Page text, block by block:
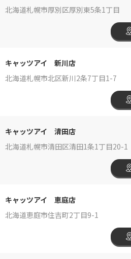
北海道札幌市厚別区厚別東5条1丁目
キャッツアイ 新川店
北海道札幌市北区新川2条7丁目1-7
キャッツアイ 清田店
北海道札幌市清田区清田1条1丁目20-1
キャッツアイ 恵庭店
北海道恵庭市住吉町2丁目9-1